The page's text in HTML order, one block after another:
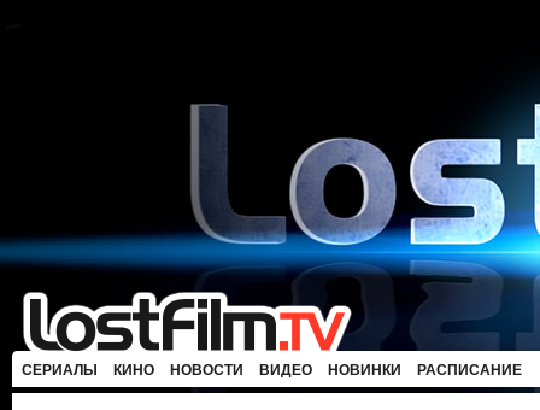
СЕРИАЛЫ КИНО НОВОСТИ ВИДЕО НОВИНКИ РАСПИСАНИЕ